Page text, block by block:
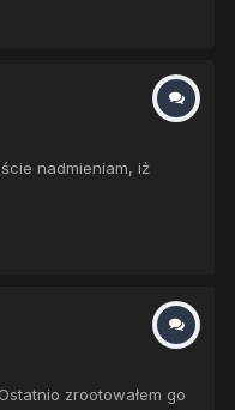
nadmieniam, iż
zrootowałem go